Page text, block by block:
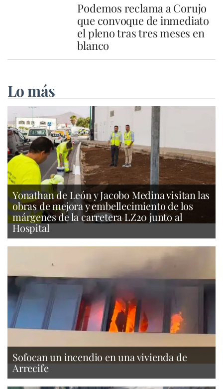
Podemos reclama a Corujo
que convoque de inmediato
el pleno tras tres meses en
blanco
Lo más
Yonathan de León y Jacobo Medina visitan las
obras de mejora y embellecimiento de los
márgenes de la carretera LZ20 junto al
Hospital
Sofocan un incendio en una vivienda de
Arrecife